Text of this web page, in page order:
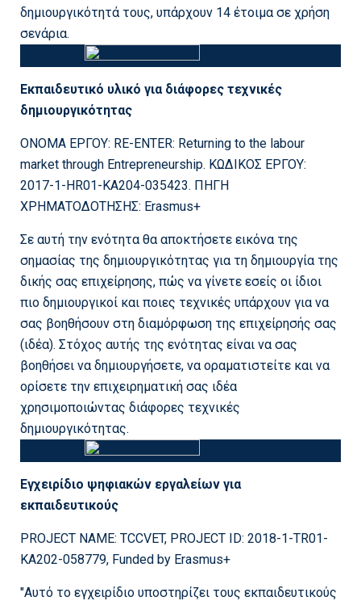
δημιουργικότητά τους, υπάρχουν 14 έτοιμα σε χρήση
σενάρια.
Εκπαιδευτικό υλικό για διάφορες τεχνικές
δημιουργικότητας
ΟΝΟΜΑ ΕΡΓΟΥ: RE-ENTER: Returning to the labour
market through Entrepreneurship. ΚΩΔΙΚΟΣ ΕΡΓΟΥ:
2017-1-HR01-KA204-035423. ΠΗΓΗ
ΧΡΗΜΑΤΟΔΟΤΗΣΗΣ: Erasmus+
Σε αυτή την ενότητα θα αποκτήσετε εικόνα της
σημασίας της δημιουργικότητας για τη δημιουργία της
δικής σας επιχείρησης, πώς να γίνετε εσείς οι ίδιοι
πιο δημιουργικοί και ποιες τεχνικές υπάρχουν για να
σας βοηθήσουν στη διαμόρφωση της επιχείρησής σας
(ιδέα). Στόχος αυτής της ενότητας είναι να σας
βοηθήσει να δημιουργήσετε, να οραματιστείτε και να
ορίσετε την επιχειρηματική σας ιδέα
χρησιμοποιώντας διάφορες τεχνικές
δημιουργικότητας.
Εγχειρίδιο ψηφιακών εργαλείων για
εκπαιδευτικούς
PROJECT NAME: TCCVET, PROJECT ID: 2018-1-TR01-
KA202-058779, Funded by Erasmus+
"Αυτό το εγχειρίδιο υποστηρίζει τους εκπαιδευτικούς